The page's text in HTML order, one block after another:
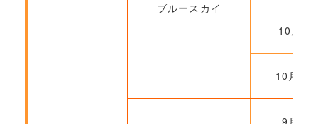
ブルースカイ
10月6
10月20